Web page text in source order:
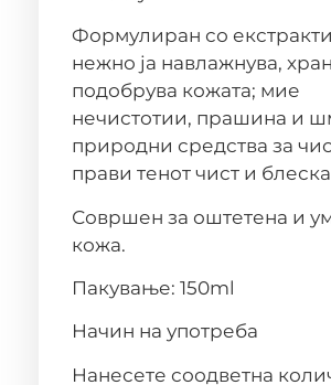
Формулиран со
нежно ја навлажнува,
подобрува кожата; мие
нечистотии, прашина и
природни средства за
прави тенот чист и
Совршен за оштетена и
кожа.
Пакување: 150ml
Начин на употреба
Нанесете соодветна